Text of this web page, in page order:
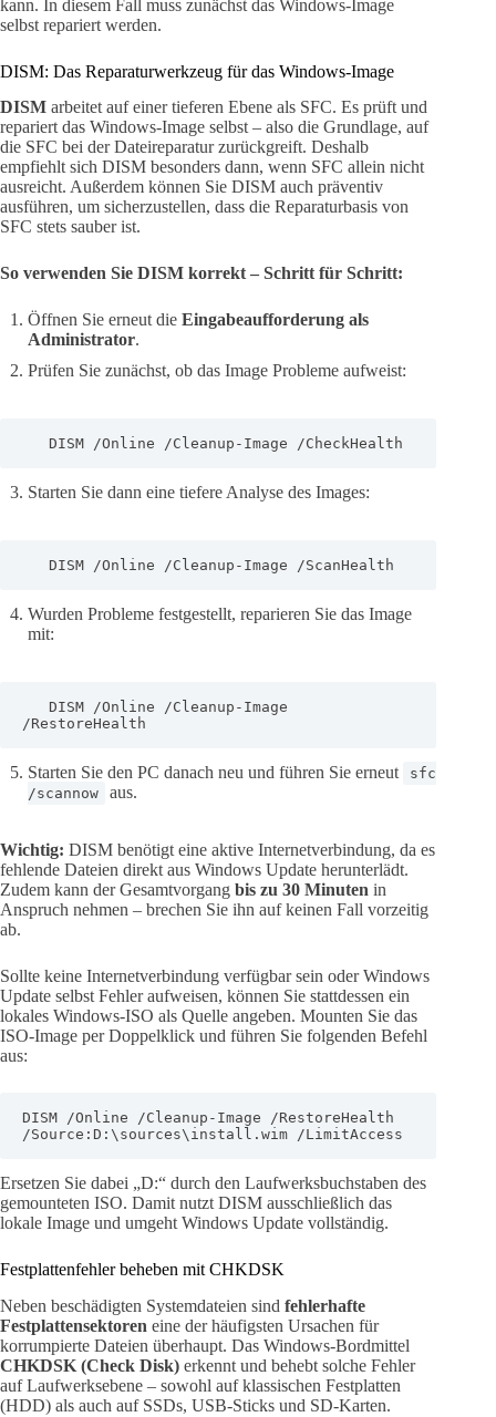
kann. In diesem Fall muss zunächst das Windows-Image
selbst repariert werden.
DISM: Das Reparaturwerkzeug für das Windows-Image
DISM arbeitet auf einer tieferen Ebene als SFC. Es prüft und
repariert das Windows-Image selbst – also die Grundlage, auf
die SFC bei der Dateireparatur zurückgreift. Deshalb
empfiehlt sich DISM besonders dann, wenn SFC allein nicht
ausreicht. Außerdem können Sie DISM auch präventiv
ausführen, um sicherzustellen, dass die Reparaturbasis von
SFC stets sauber ist.
So verwenden Sie DISM korrekt – Schritt für Schritt:
Öffnen Sie erneut die Eingabeaufforderung als
Administrator.
Prüfen Sie zunächst, ob das Image Probleme aufweist:
   DISM /Online /Cleanup-Image /CheckHealth
Starten Sie dann eine tiefere Analyse des Images:
   DISM /Online /Cleanup-Image /ScanHealth
Wurden Probleme festgestellt, reparieren Sie das Image
mit:
/RestoreHealth
Starten Sie den PC danach neu und führen Sie erneut
sfc
/scannow
aus.
Wichtig: DISM benötigt eine aktive Internetverbindung, da es
fehlende Dateien direkt aus Windows Update herunterlädt.
Zudem kann der Gesamtvorgang bis zu 30 Minuten in
Anspruch nehmen – brechen Sie ihn auf keinen Fall vorzeitig
ab.
Sollte keine Internetverbindung verfügbar sein oder Windows
Update selbst Fehler aufweisen, können Sie stattdessen ein
lokales Windows-ISO als Quelle angeben. Mounten Sie das
ISO-Image per Doppelklick und führen Sie folgenden Befehl
aus:
DISM /Online /Cleanup-Image /RestoreHealth
/Source:D:\sources\install.wim /LimitAccess
Ersetzen Sie dabei „D:“ durch den Laufwerksbuchstaben des
gemounteten ISO. Damit nutzt DISM ausschließlich das
lokale Image und umgeht Windows Update vollständig.
Festplattenfehler beheben mit CHKDSK
Neben beschädigten Systemdateien sind fehlerhafte
Festplattensektoren eine der häufigsten Ursachen für
korrumpierte Dateien überhaupt. Das Windows-Bordmittel
CHKDSK (Check Disk) erkennt und behebt solche Fehler
auf Laufwerksebene – sowohl auf klassischen Festplatten
(HDD) als auch auf SSDs, USB-Sticks und SD-Karten.